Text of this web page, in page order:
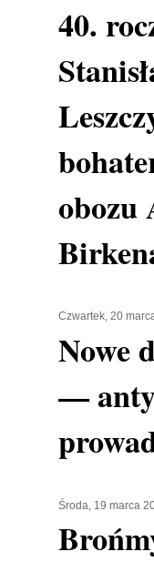
40.
obozu
Czwartek, 20
Nowe
—
Środa, 19 marca